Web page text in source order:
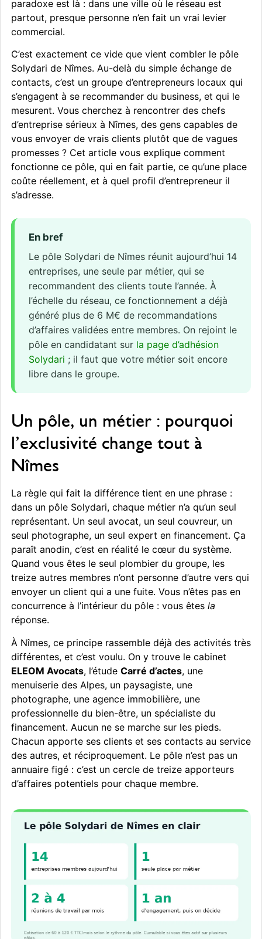
paradoxe est là : dans une ville où le réseau est
partout, presque personne n’en fait un vrai levier
commercial.
C’est exactement ce vide que vient combler le pôle
Solydari de Nîmes. Au-delà du simple échange de
contacts, c’est un groupe d’entrepreneurs locaux qui
s’engagent à se recommander du business, et qui le
mesurent. Vous cherchez à rencontrer des chefs
d’entreprise sérieux à Nîmes, des gens capables de
vous envoyer de vrais clients plutôt que de vagues
promesses ? Cet article vous explique comment
fonctionne ce pôle, qui en fait partie, ce qu’une place
coûte réellement, et à quel profil d’entrepreneur il
s’adresse.
En bref
Le pôle Solydari de Nîmes réunit aujourd’hui 14
entreprises, une seule par métier, qui se
recommandent des clients toute l’année. À
l’échelle du réseau, ce fonctionnement a déjà
généré plus de 6 M€ de recommandations
d’affaires validées entre membres. On rejoint le
pôle en candidatant sur la page d’adhésion
Solydari ; il faut que votre métier soit encore
libre dans le groupe.
Un pôle, un métier : pourquoi
l’exclusivité change tout à
Nîmes
La règle qui fait la différence tient en une phrase :
dans un pôle Solydari, chaque métier n’a qu’un seul
représentant. Un seul avocat, un seul couvreur, un
seul photographe, un seul expert en financement. Ça
paraît anodin, c’est en réalité le cœur du système.
Quand vous êtes le seul plombier du groupe, les
treize autres membres n’ont personne d’autre vers qui
envoyer un client qui a une fuite. Vous n’êtes pas en
concurrence à l’intérieur du pôle : vous êtes la
réponse.
À Nîmes, ce principe rassemble déjà des activités très
différentes, et c’est voulu. On y trouve le cabinet
ELEOM Avocats, l’étude Carré d’actes, une
menuiserie des Alpes, un paysagiste, une
photographe, une agence immobilière, une
professionnelle du bien-être, un spécialiste du
financement. Aucun ne se marche sur les pieds.
Chacun apporte ses clients et ses contacts au service
des autres, et réciproquement. Le pôle n’est pas un
annuaire figé : c’est un cercle de treize apporteurs
d’affaires potentiels pour chaque membre.